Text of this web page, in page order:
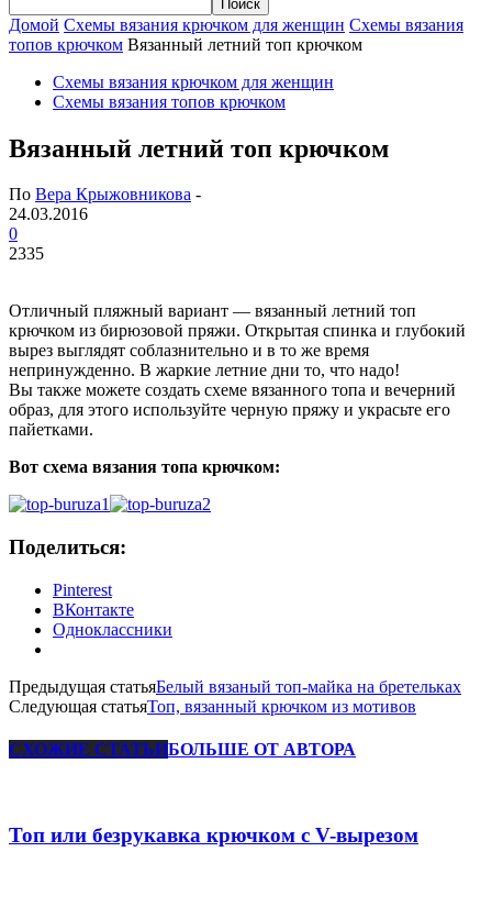
Домой Схемы вязания крючком для женщин Схемы вязания
топов крючком Вязанный летний топ крючком
Схемы вязания крючком для женщин
Схемы вязания топов крючком
Вязанный летний топ крючком
По Вера Крыжовникова -
24.03.2016
0
2335
Отличный пляжный вариант — вязанный летний топ
крючком из бирюзовой пряжи. Открытая спинка и глубокий
вырез выглядят соблазнительно и в то же время
непринужденно. В жаркие летние дни то, что надо!
Вы также можете создать схеме вязанного топа и вечерний
образ, для этого используйте черную пряжу и украсьте его
пайетками.
Вот схема вязания топа крючком:
Поделиться:
Pinterest
ВКонтакте
Одноклассники
Предыдущая статьяБелый вязаный топ-майка на бретельках
Следующая статьяТоп, вязанный крючком из мотивов
СХОЖИЕ СТАТЬИБОЛЬШЕ ОТ АВТОРА
Топ или безрукавка крючком с V-вырезом